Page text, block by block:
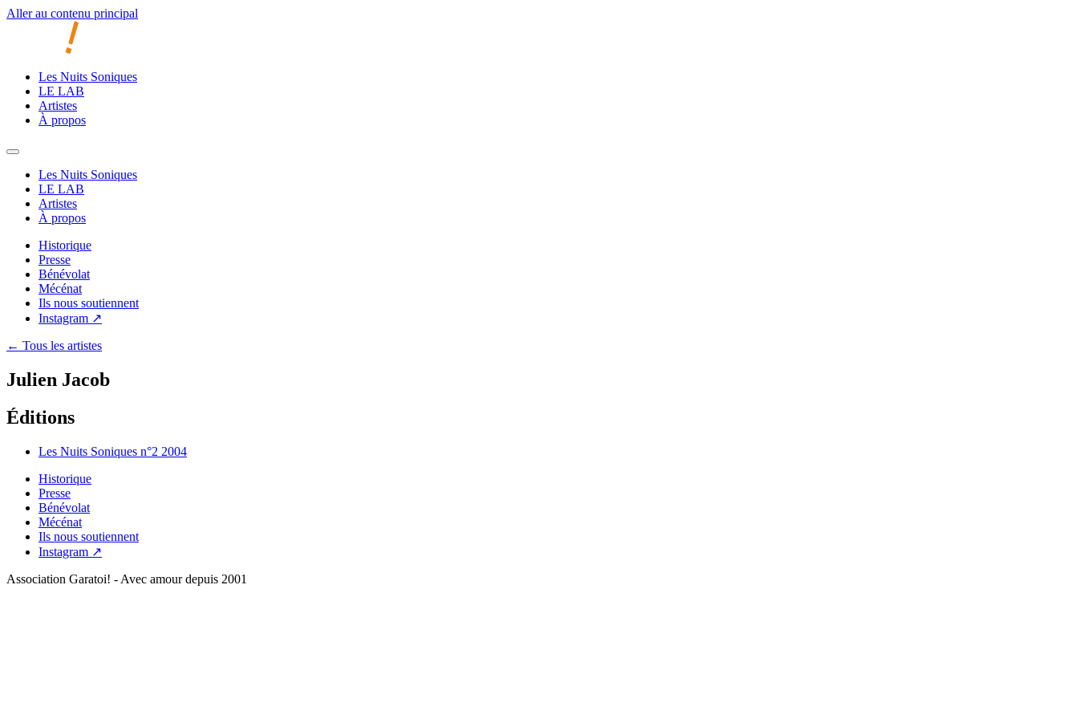
Aller au contenu principal
Les Nuits Soniques
LE LAB
Artistes
À propos
Les Nuits Soniques
LE LAB
Artistes
À propos
Historique
Presse
Bénévolat
Mécénat
Ils nous soutiennent
Instagram ↗
← Tous les artistes
Julien Jacob
Éditions
Les Nuits Soniques n°2 2004
Historique
Presse
Bénévolat
Mécénat
Ils nous soutiennent
Instagram ↗
Association Garatoi! - Avec amour depuis 2001